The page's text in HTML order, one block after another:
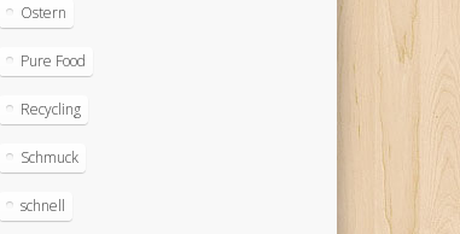
Ostern
Pure Food
Recycling
Schmuck
schnell